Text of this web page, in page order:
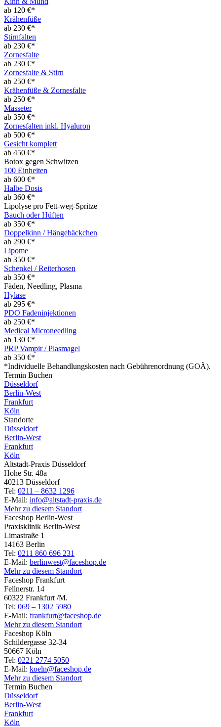
ab 120 €*
Krähenfüße
ab 230 €*
Stirnfalten
ab 230 €*
Zornesfalte
ab 230 €*
Zornesfalte & Stirn
ab 250 €*
Krähenfüße & Zornesfalte
ab 250 €*
Masseter
ab 350 €*
Zornesfalten inkl. Hyaluron
ab 500 €*
Gesicht komplett
ab 450 €*
Botox gegen Schwitzen
100 Einheiten
ab 600 €*
Halbe Dosis
ab 360 €*
Lipolyse pro Fett-weg-Spritze
Bauch oder Hüften
ab 350 €*
Doppelkinn / Hängebäckchen
ab 290 €*
Lipome
ab 350 €*
Schenkel / Reiterhosen
ab 350 €*
Fäden, Needling, Plasma
Hylase
ab 295 €*
PDO Fadeninjektionen
ab 250 €*
Medical Microneedling
ab 130 €*
PRP Vampir / Plasmagel
ab 350 €*
*Individuelle Behandlungskosten nach Gebührenordnung (GOÄ).
Termin Buchen
Düsseldorf
Berlin-West
Frankfurt
Köln
Standorte
Düsseldorf
Berlin-West
Frankfurt
Köln
Altstadt-Praxis Düsseldorf
Hohe Str. 48a
40213 Düsseldorf
Tel: 0211 – 8632 1296
E-Mail: info@altstadt-praxis.de
Mehr zu diesem Standort
Faceshop Berlin-West
Praxisklinik Berlin-West
Limastraße 1
14163 Berlin
Tel: 0211 860 696 231
E-Mail: berlinwest@faceshop.de
Mehr zu diesem Standort
Faceshop Frankfurt
Fellnerstr. 14
60322 Frankfurt /M.
Tel: 069 – 1302 5980
E-Mail: frankfurt@faceshop.de
Mehr zu diesem Standort
Faceshop Köln
Schildergasse 32-34
50667 Köln
Tel: 0221 2774 5050
E-Mail: koeln@faceshop.de
Mehr zu diesem Standort
Termin Buchen
Düsseldorf
Berlin-West
Frankfurt
Köln